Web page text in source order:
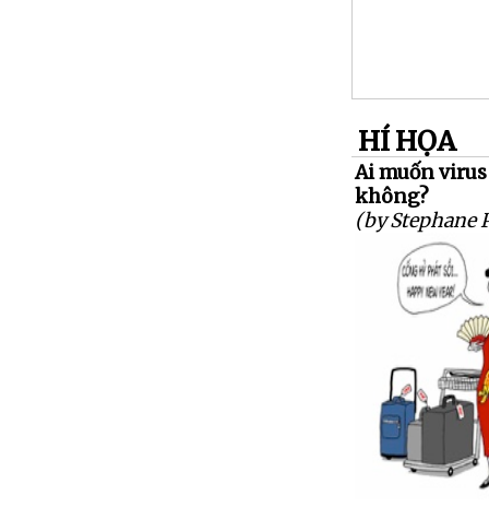
HÍ HỌA
Ai muốn
không?
(by Stephane